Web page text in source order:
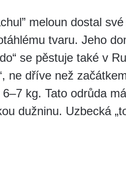
meloun dostal
tvaru. Jeho
se pěstuje také v
ne dříve než
kg. Tato odrůda
dužninu. Uzbecká